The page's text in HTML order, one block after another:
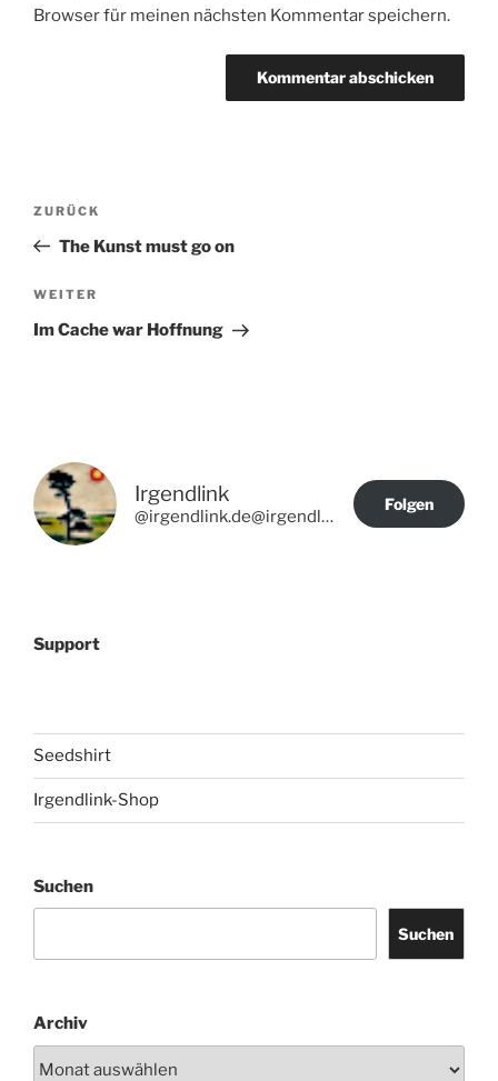
Browser für meinen nächsten Kommentar speichern.
Beitragsnavigation
Vorheriger
Beitrag
ZURÜCK
The Kunst must go on
Nächster
Beitrag
WEITER
Im Cache war Hoffnung
Irgendlink
@irgendlink.de@irgendlink.de
Folgen
Support
Seedshirt
Irgendlink-Shop
Suchen
Suchen
Archiv